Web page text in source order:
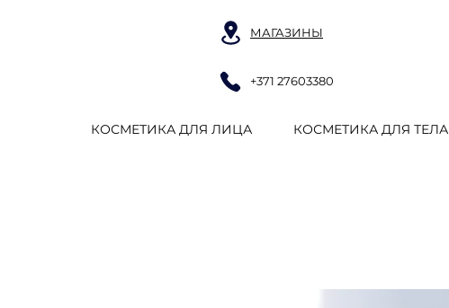
МАГАЗИНЫ
+371 27603380
КОСМЕТИКА ДЛЯ ЛИЦА КОСМЕТИКА ДЛЯ ТЕЛА